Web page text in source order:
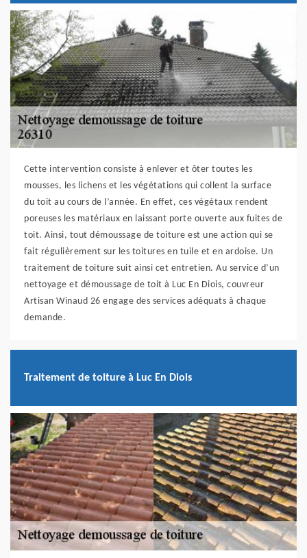
Cette intervention consiste à enlever et ôter toutes les
mousses, les lichens et les végétations qui collent la surface
du toit au cours de l’année. En effet, ces végétaux rendent
poreuses les matériaux en laissant porte ouverte aux fuites de
toit. Ainsi, tout démoussage de toiture est une action qui se
fait régulièrement sur les toitures en tuile et en ardoise. Un
traitement de toiture suit ainsi cet entretien. Au service d’un
nettoyage et démoussage de toit à Luc En Diois, couvreur
Artisan Winaud 26 engage des services adéquats à chaque
demande.
Traitement de toiture à Luc En Diois